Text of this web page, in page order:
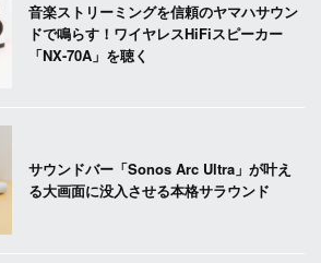
音楽ストリーミングを信頼のヤマハサウン
ドで鳴らす！ワイヤレスHiFiスピーカー
「NX-70A」を聴く
サウンドバー「Sonos Arc Ultra」が叶え
る大画面に没入させる本格サラウンド